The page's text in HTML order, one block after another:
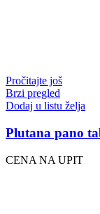
Pročitajte još
Brzi pregled
Dodaj u listu želja
Plutana pano
CENA NA UPIT